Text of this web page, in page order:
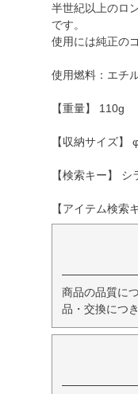
半世紀以上のロ
です。
使用には純正の
使用燃料：エチ
【重量】 110g
【収納サイズ】
【検索キー】
【アイテム検索
商品の品質に
品・交換につ